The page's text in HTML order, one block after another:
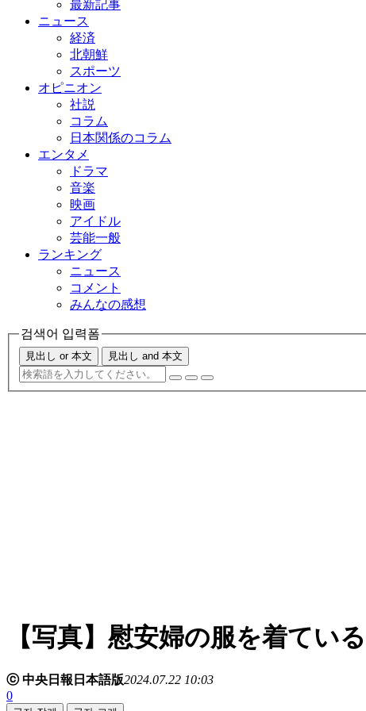
最新記事
ニュース
経済
北朝鮮
スポーツ
オピニオン
社説
コラム
日本関係のコラム
エンタメ
ドラマ
音楽
映画
アイドル
芸能一般
ランキング
ニュース
コメント
みんなの感想
검색어 입력폼
見出し or 本文 見出し and 本文
【写真】慰安婦の服を着てい
ⓒ 中央日報日本語版2024.07.22 10:03
0